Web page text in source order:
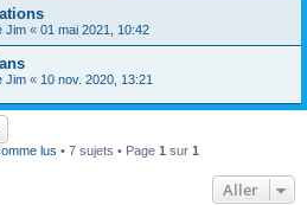
Jim « 01 mai 2021, 10:42
Jim « 10 nov. 2020, 13:21
lus • 7 sujets • Page 1 sur 1
Aller